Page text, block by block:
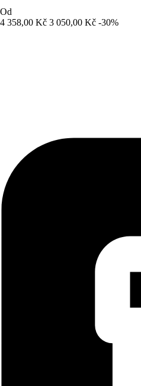
Od
4 358,00 Kč 3 050,00 Kč -30%